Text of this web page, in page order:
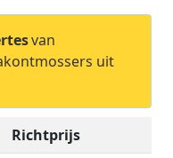
van
uit
Richtprijs